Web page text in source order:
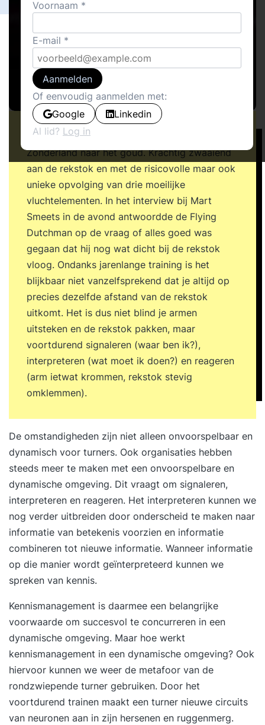
Een inspirerende oefening bracht Epke
Zonderland naar het goud. Krachtig zwaaiend
aan de rekstok en met de risicovolle maar ook
unieke opvolging van drie moeilijke
vluchtelementen. In het interview bij Mart
Smeets in de avond antwoordde de Flying
Dutchman op de vraag of alles goed was
gegaan dat hij nog wat dicht bij de rekstok
vloog. Ondanks jarenlange training is het
blijkbaar niet vanzelfsprekend dat je altijd op
precies dezelfde afstand van de rekstok
uitkomt. Het is dus niet blind je armen
uitsteken en de rekstok pakken, maar
voortdurend signaleren (waar ben ik?),
interpreteren (wat moet ik doen?) en reageren
(arm ietwat krommen, rekstok stevig
omklemmen).
De omstandigheden zijn niet alleen onvoorspelbaar en
dynamisch voor turners. Ook organisaties hebben
steeds meer te maken met een onvoorspelbare en
dynamische omgeving. Dit vraagt om signaleren,
interpreteren en reageren. Het interpreteren kunnen we
nog verder uitbreiden door onderscheid te maken naar
informatie van betekenis voorzien en informatie
combineren tot nieuwe informatie. Wanneer informatie
op die manier wordt geïnterpreteerd kunnen we
spreken van kennis.
Kennismanagement is daarmee een belangrijke
voorwaarde om succesvol te concurreren in een
dynamische omgeving. Maar hoe werkt
kennismanagement in een dynamische omgeving? Ook
hiervoor kunnen we weer de metafoor van de
rondzwiepende turner gebruiken. Door het
voortdurend trainen maakt een turner nieuwe circuits
van neuronen aan in zijn hersenen en ruggenmerg.
Voornaam
E-mail
Aanmelden
Of eenvoudig aanmelden met:
Google
Linkedin
Al lid? Log in